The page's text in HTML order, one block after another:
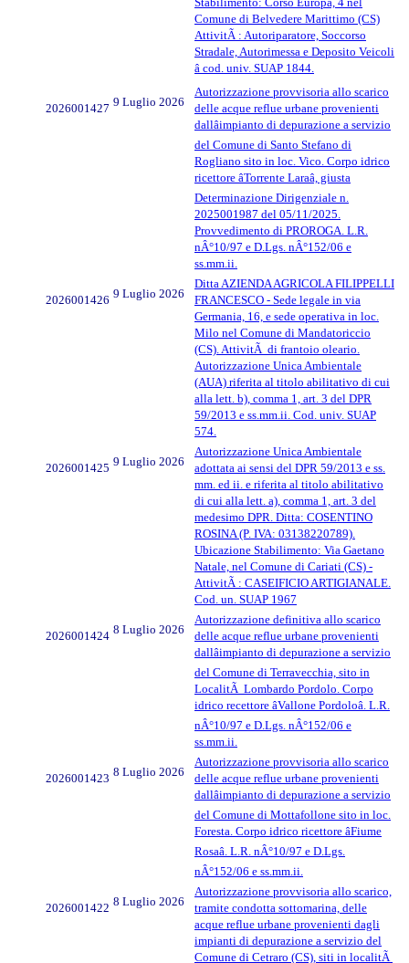
Comune di Belvedere Marittimo (CS)
AttivitÃ : Autoriparatore, Soccorso
Stradale, Autorimessa e Deposito Veicoli
â cod. univ. SUAP 1844.
2026001427 9 Luglio 2026
Autorizzazione provvisoria allo scarico
delle acque reflue urbane provenienti
dallâimpianto di depurazione a servizio
del Comune di Santo Stefano di
Rogliano sito in loc. Vico. Corpo idrico
ricettore âTorrente Laraâ, giusta
Determinazione Dirigenziale n.
2025001987 del 05/11/2025.
Provvedimento di PROROGA. L.R.
nÂ°10/97 e D.Lgs. nÂ°152/06 e
ss.mm.ii.
2026001426 9 Luglio 2026
Ditta AZIENDA AGRICOLA FILIPPELLI
FRANCESCO - Sede legale in via
Germania, 16, e sede operativa in loc.
Milo nel Comune di Mandatoriccio
(CS). AttivitÃ di frantoio oleario.
Autorizzazione Unica Ambientale
(AUA) riferita al titolo abilitativo di cui
alla lett. b), comma 1, art. 3 del DPR
59/2013 e ss.mm.ii. Cod. univ. SUAP
574.
2026001425 9 Luglio 2026
Autorizzazione Unica Ambientale
adottata ai sensi del DPR 59/2013 e ss.
mm. ed ii. e riferita al titolo abilitativo
di cui alla lett. a), comma 1, art. 3 del
medesimo DPR. Ditta: COSENTINO
ROSINA (P. IVA: 03138220789).
Ubicazione Stabilimento: Via Gaetano
Natale, nel Comune di Cariati (CS) -
AttivitÃ : CASEIFICIO ARTIGIANALE.
Cod. un. SUAP 1967
2026001424 8 Luglio 2026
Autorizzazione definitiva allo scarico
delle acque reflue urbane provenienti
dallâimpianto di depurazione a servizio
del Comune di Terravecchia, sito in
LocalitÃ Lombardo Pordolo. Corpo
idrico recettore âVallone Pordoloâ. L.R.
nÂ°10/97 e D.Lgs. nÂ°152/06 e
ss.mm.ii.
2026001423 8 Luglio 2026
Autorizzazione provvisoria allo scarico
delle acque reflue urbane provenienti
dallâimpianto di depurazione a servizio
del Comune di Mottafollone sito in loc.
Foresta. Corpo idrico ricettore âFiume
Rosaâ. L.R. nÂ°10/97 e D.Lgs.
nÂ°152/06 e ss.mm.ii.
2026001422 8 Luglio 2026
Autorizzazione provvisoria allo scarico,
tramite condotta sottomarina, delle
acque reflue urbane provenienti dagli
impianti di depurazione a servizio del
Comune di Cetraro (CS), siti in localitÃ